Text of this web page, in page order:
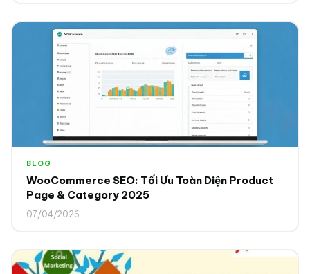
BLOG
WooCommerce SEO: Tối Ưu Toàn Diện Product
Page & Category 2025
07/04/2026